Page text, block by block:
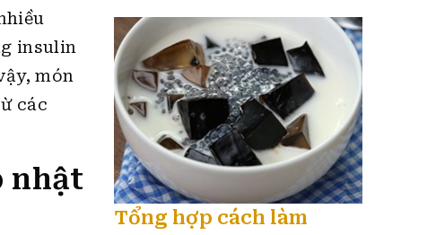
insulin
món
các
nhật
Tổng hợp cách làm